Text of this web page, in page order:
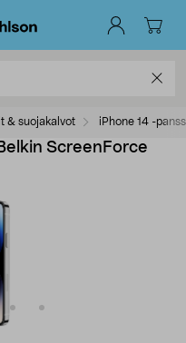
& suojakalvot iPhone 14 -
ScreenForce